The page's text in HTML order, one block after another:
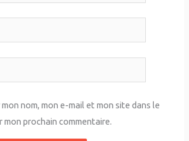
nom, mon e-mail et mon site dans le
mon prochain commentaire.